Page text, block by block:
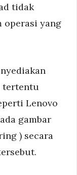
tidak
operasi yang
tertentu
Lenovo
gambar
) secara